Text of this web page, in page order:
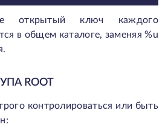
открытый ключ каждого
в общем каталоге, заменяя %u
ROOT
контролироваться или быть